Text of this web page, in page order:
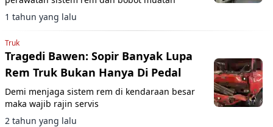
1 tahun yang lalu
Truk
Tragedi Bawen: Sopir Banyak Lupa
Rem Truk Bukan Hanya Di Pedal
Demi menjaga sistem rem di kendaraan besar
maka wajib rajin servis
2 tahun yang lalu